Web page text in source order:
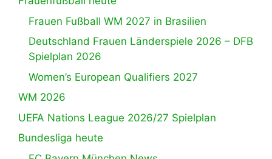
Frauen Fußball WM 2027 in Brasilien
Deutschland Frauen Länderspiele 2026 – DFB
Spielplan 2026
Women’s European Qualifiers 2027
WM 2026
UEFA Nations League 2026/27 Spielplan
Bundesliga heute